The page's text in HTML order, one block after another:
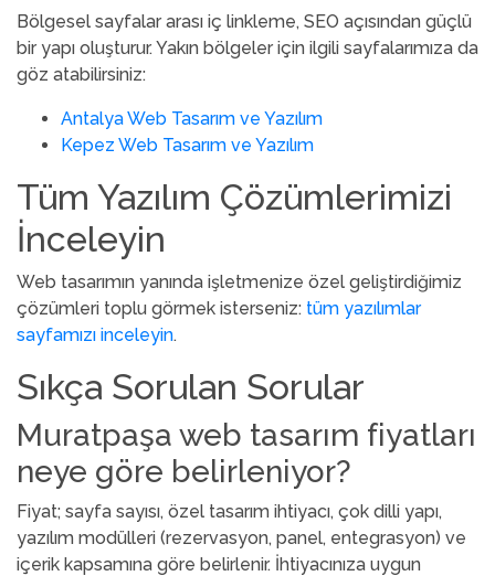
Bölgesel sayfalar arası iç linkleme, SEO açısından güçlü
bir yapı oluşturur. Yakın bölgeler için ilgili sayfalarımıza da
göz atabilirsiniz:
Antalya Web Tasarım ve Yazılım
Kepez Web Tasarım ve Yazılım
Tüm Yazılım Çözümlerimizi
İnceleyin
Web tasarımın yanında işletmenize özel geliştirdiğimiz
çözümleri toplu görmek isterseniz: tüm yazılımlar
sayfamızı inceleyin.
Sıkça Sorulan Sorular
Muratpaşa web tasarım fiyatları
neye göre belirleniyor?
Fiyat; sayfa sayısı, özel tasarım ihtiyacı, çok dilli yapı,
yazılım modülleri (rezervasyon, panel, entegrasyon) ve
içerik kapsamına göre belirlenir. İhtiyacınıza uygun